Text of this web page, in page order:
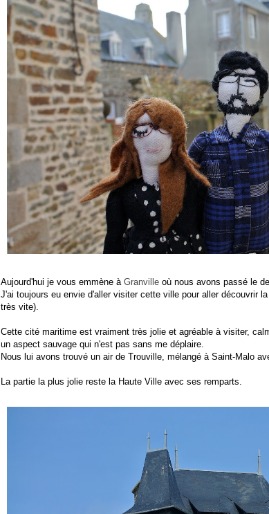
Aujourd'hui je vous emmène à Granville où nous avons passé le
J'ai toujours eu envie d'aller visiter cette ville pour aller découvrir
très vite).
Cette cité maritime est vraiment très jolie et agréable à visiter,
un aspect sauvage qui n'est pas sans me déplaire.
Nous lui avons trouvé un air de Trouville, mélangé à Saint-Malo
La partie la plus jolie reste la Haute Ville avec ses remparts.